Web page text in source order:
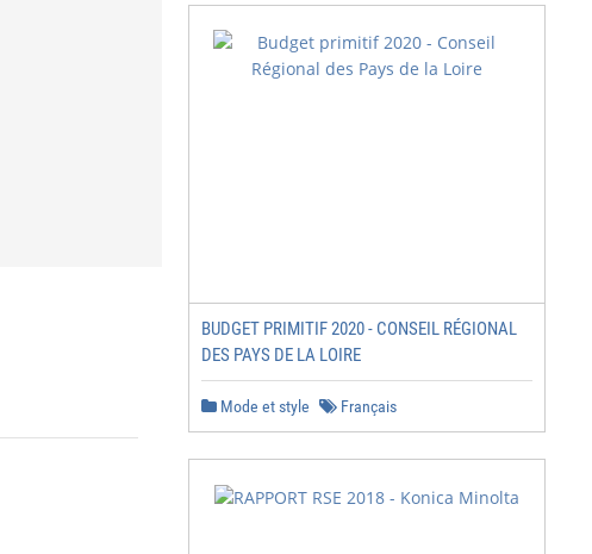
BUDGET PRIMITIF 2020 - CONSEIL RÉGIONAL
DES PAYS DE LA LOIRE
Mode et style Français